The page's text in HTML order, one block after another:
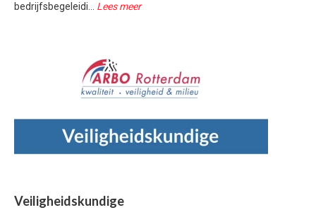
bedrijfsbegeleidi... Lees meer
Veiligheidskundige